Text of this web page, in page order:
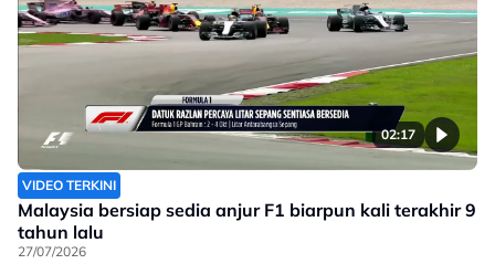
02:17
VIDEO TERKINI
Malaysia bersiap sedia anjur F1 biarpun kali terakhir 9
tahun lalu
27/07/2026